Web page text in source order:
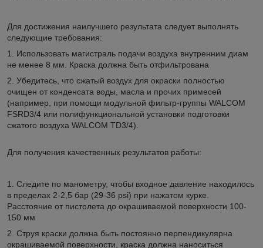
Для достижения наилучшего результата следует выполнять
следующие требования:
1. Использовать магистраль подачи воздуха внутренним диам
не менее 8 мм. Краска должна быть отфильтрована
2. Убедитесь, что сжатый воздух для окраски полностью
очищен от конденсата воды, масла и прочих примесей
(например, при помощи модульной фильтр-группы WALCOM
FSRD3/4 или полифункциональной установки подготовки
сжатого воздуха WALCOM TD3/4).
Для получения качественных результатов работы:
1. Следите по манометру, чтобы входное давление находилось
в пределах 2-2,5 бар (29-36 psi) при нажатом курке.
Расстояние от пистолета до окрашиваемой поверхности 100-
150 мм
2. Струя краски должна быть постоянно перпендикулярна
окрашиваемой поверхности, краска должна наноситься